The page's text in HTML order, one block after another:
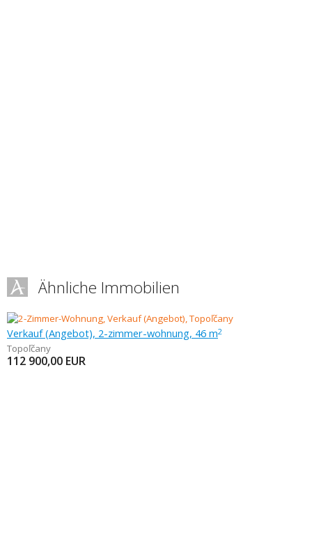
Ähnliche Immobilien
Verkauf (Angebot), 2-zimmer-wohnung, 46 m2
Topoľčany
112 900,00 EUR